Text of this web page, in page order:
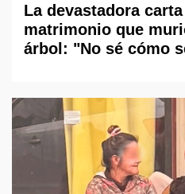
La devastadora
matrimonio que
árbol: "No sé cómo